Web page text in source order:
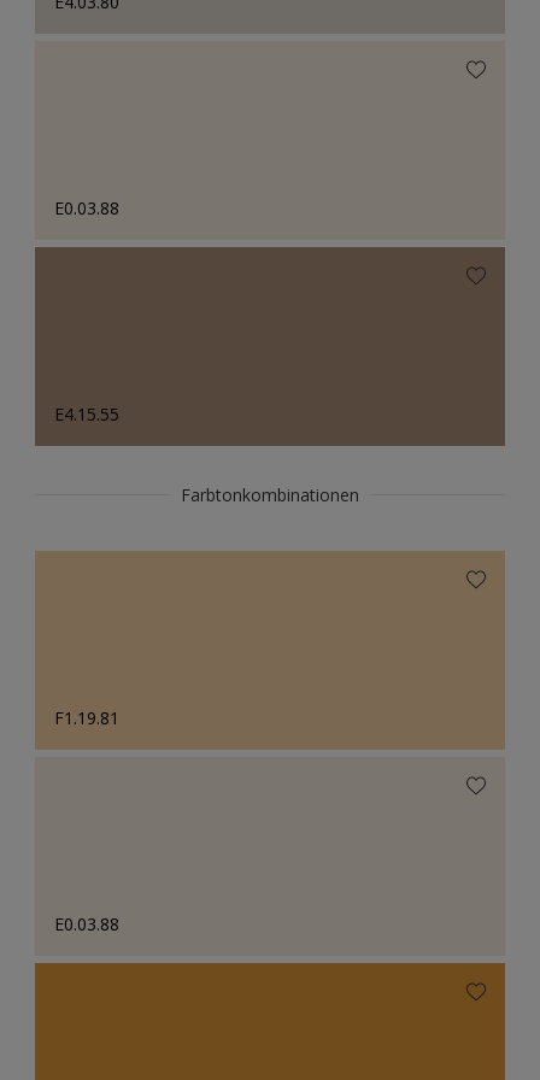
E0.03.88
E4.15.55
Farbtonkombinationen
F1.19.81
E0.03.88